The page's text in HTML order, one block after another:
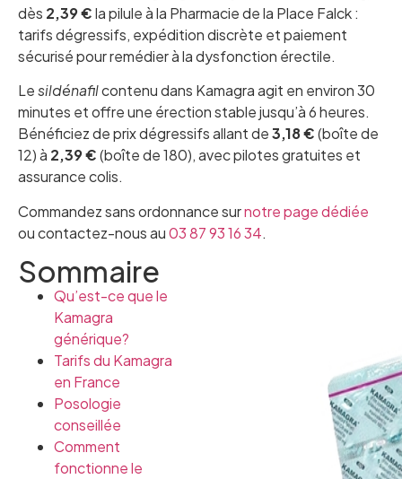
dès 2,39 €la pilule à la Pharmacie de la Place Falck :
tarifs dégressifs, expédition discrète et paiement
sécurisé pour remédier à la dysfonction érectile.
Lesildénafilcontenu dans Kamagra agit en environ 30
minutes et offre une érection stable jusqu’à 6 heures.
Bénéficiez de prix dégressifs allant de3,18 €(boîte de
12) à 2,39 €(boîte de 180), avec pilotes gratuites et
assurance colis.
Commandez sans ordonnance surnotre page dédiée
ou contactez-nous au03 87 93 16 34.
Sommaire
Qu’est-ce que le
Kamagra
générique?
Tarifs du Kamagra
en France
Posologie
conseillée
Comment
fonctionne le